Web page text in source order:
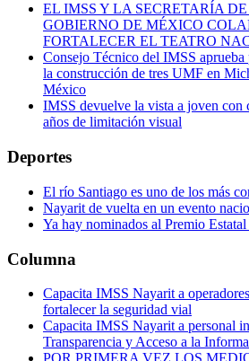
EL IMSS Y LA SECRETARÍA
GOBIERNO DE MÉXICO
FORTALECER EL TEATRO
Consejo Técnico del IMSS aprueba
la construcción de tres UMF en
México
IMSS devuelve la vista a joven con
años de limitación visual
Deportes
El río Santiago es uno de los más
Nayarit de vuelta en un evento
Ya hay nominados al Premio
Columna
Capacita IMSS Nayarit a
fortalecer la seguridad vial
Capacita IMSS Nayarit a personal
Transparencia y Acceso a la